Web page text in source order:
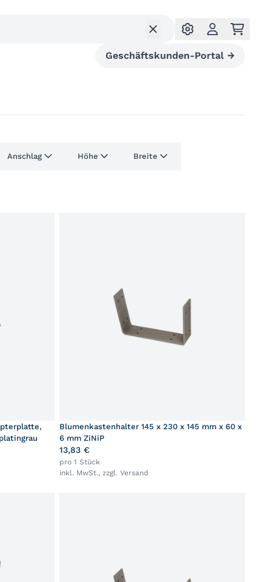
Geschäftskunden-Portal →
Anschlag Höhe Breite
Blumenkastenhalter 145 x 230 x 145 mm x 60 x
6 mm ZiNiP
13,83 €
pro 1 Stück
inkl. MwSt., zzgl. Versand